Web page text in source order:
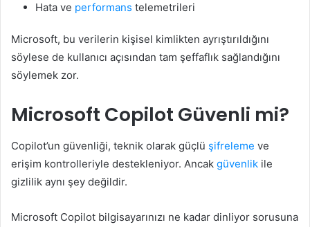
Hata ve performans telemetrileri
Microsoft, bu verilerin kişisel kimlikten ayrıştırıldığını
söylese de kullanıcı açısından tam şeffaflık sağlandığını
söylemek zor.
Microsoft Copilot Güvenli mi?
Copilot’un güvenliği, teknik olarak güçlü şifreleme ve
erişim kontrolleriyle destekleniyor. Ancak güvenlik ile
gizlilik aynı şey değildir.
Microsoft Copilot bilgisayarınızı ne kadar dinliyor sorusuna